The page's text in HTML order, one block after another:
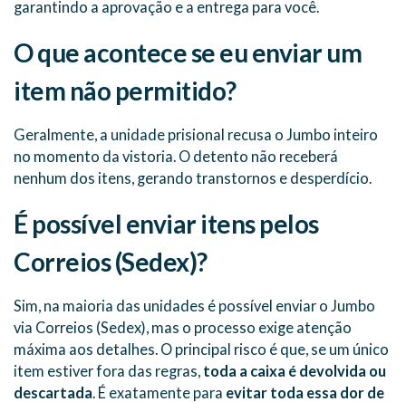
garantindo a aprovação e a entrega para você.
O que acontece se eu enviar um
item não permitido?
Geralmente, a unidade prisional recusa o Jumbo inteiro
no momento da vistoria. O detento não receberá
nenhum dos itens, gerando transtornos e desperdício.
É possível enviar itens pelos
Correios (Sedex)?
Sim, na maioria das unidades é possível enviar o Jumbo
via Correios (Sedex), mas o processo exige atenção
máxima aos detalhes. O principal risco é que, se um único
item estiver fora das regras, toda a caixa é devolvida ou
descartada. É exatamente para evitar toda essa dor de